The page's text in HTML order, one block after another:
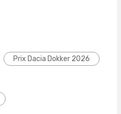
Prix Dacia Dokker 2026